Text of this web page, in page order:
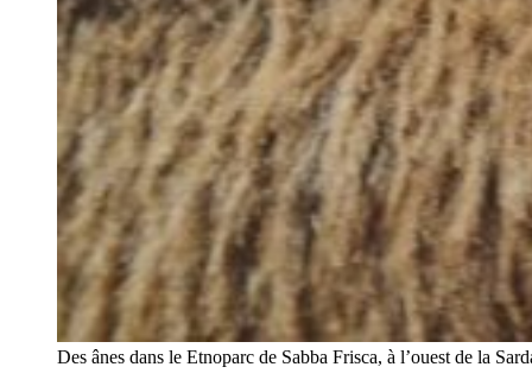
Des ânes dans le Etnoparc de Sabba Frisca, à l’ouest de la